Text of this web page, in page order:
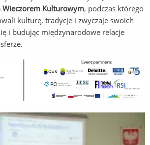
Kulturowym, podczas którego
kulturę, tradycje i zwyczaje swoich
i budując międzynarodowe relacje